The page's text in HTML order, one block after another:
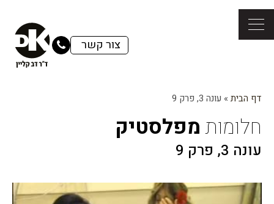
צור קשר
דף הבית » עונה 3, פרק 9
חלומותמפלסטיק
עונה 3, פרק 9